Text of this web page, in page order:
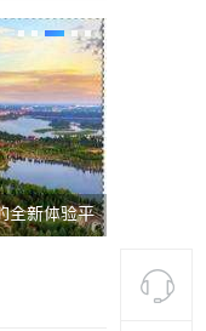
视：打造极致观影体验的